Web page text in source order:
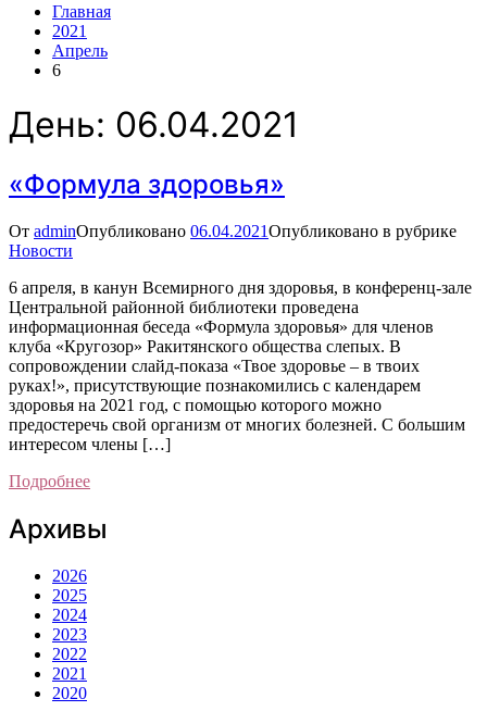
Главная
2021
Апрель
6
День: 06.04.2021
«Формула здоровья»
От adminОпубликовано 06.04.2021Опубликовано в рубрике
Новости
6 апреля, в канун Всемирного дня здоровья, в конференц-зале
Центральной районной библиотеки проведена
информационная беседа «Формула здоровья» для членов
клуба «Кругозор» Ракитянского общества слепых. В
сопровождении слайд-показа «Твое здоровье – в твоих
руках!», присутствующие познакомились с календарем
здоровья на 2021 год, с помощью которого можно
предостеречь свой организм от многих болезней. С большим
интересом члены […]
Подробнее
Архивы
2026
2025
2024
2023
2022
2021
2020